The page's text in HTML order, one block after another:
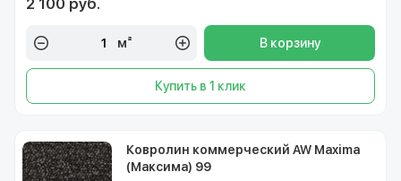
2 100 руб.
м² В корзину
Купить в 1 клик
Ковролин коммерческий AW Maxima
(Максима) 99